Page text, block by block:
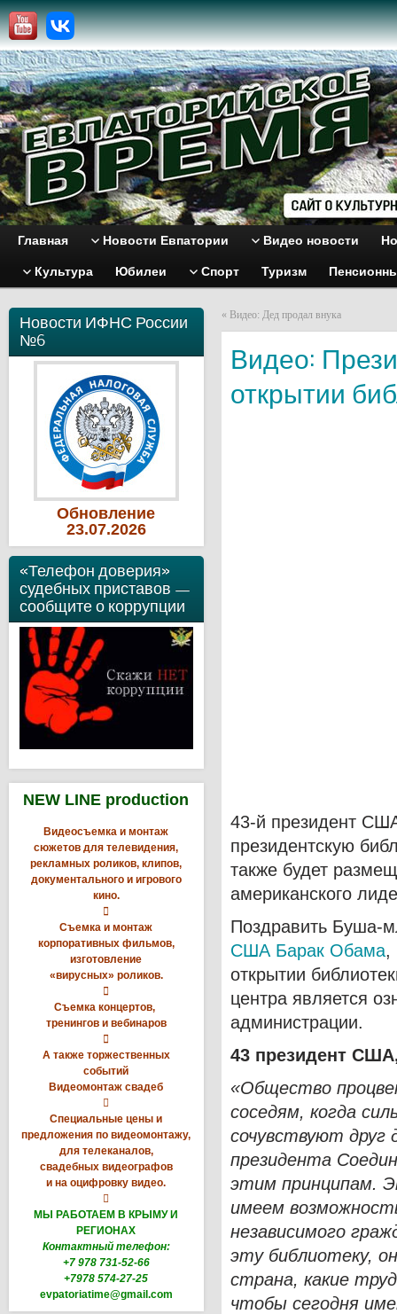
Главная Новости Евпатории Видео новости
Культура Юбилеи Спорт Туризм
Новости ИФНС России
№6
Обновление
23.07.2026
«Телефон доверия»
судебных приставов —
сообщите о коррупции
NEW LINE production
Видеосъемка и монтаж
сюжетов для телевидения,
рекламных роликов, клипов,
документального и игрового
кино.

Съемка и монтаж
корпоративных фильмов,
изготовление
«вирусных» роликов.

Съемка концертов,
тренингов и вебинаров

А также торжественных
событий
Видеомонтаж свадеб

Специальные цены и
предложения по видеомонтажу,
для телеканалов,
свадебных видеографов
и на оцифровку видео.

МЫ РАБОТАЕМ В КРЫМУ И
РЕГИОНАХ
Контактный телефон:
+7 978 731-52-66
+7978 574-27-25
evpatoriatime@gmail.com
« Видео: Дед продал внука
Видео:
открытии
43-й президент
президентскую
также будет
американского
Поздравить Буша-
США Барак Обама,
открытии
центра является
администрации.
43 президент
«Общество
соседям, когда
сочувствуют друг
президента
этим принципам.
имеем
независимого
эту библиотеку,
страна, какие
чтобы сегодня